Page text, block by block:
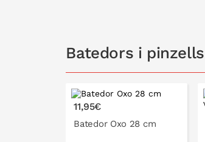
Batedors i pinzells
11,95€
Batedor Oxo 28 cm